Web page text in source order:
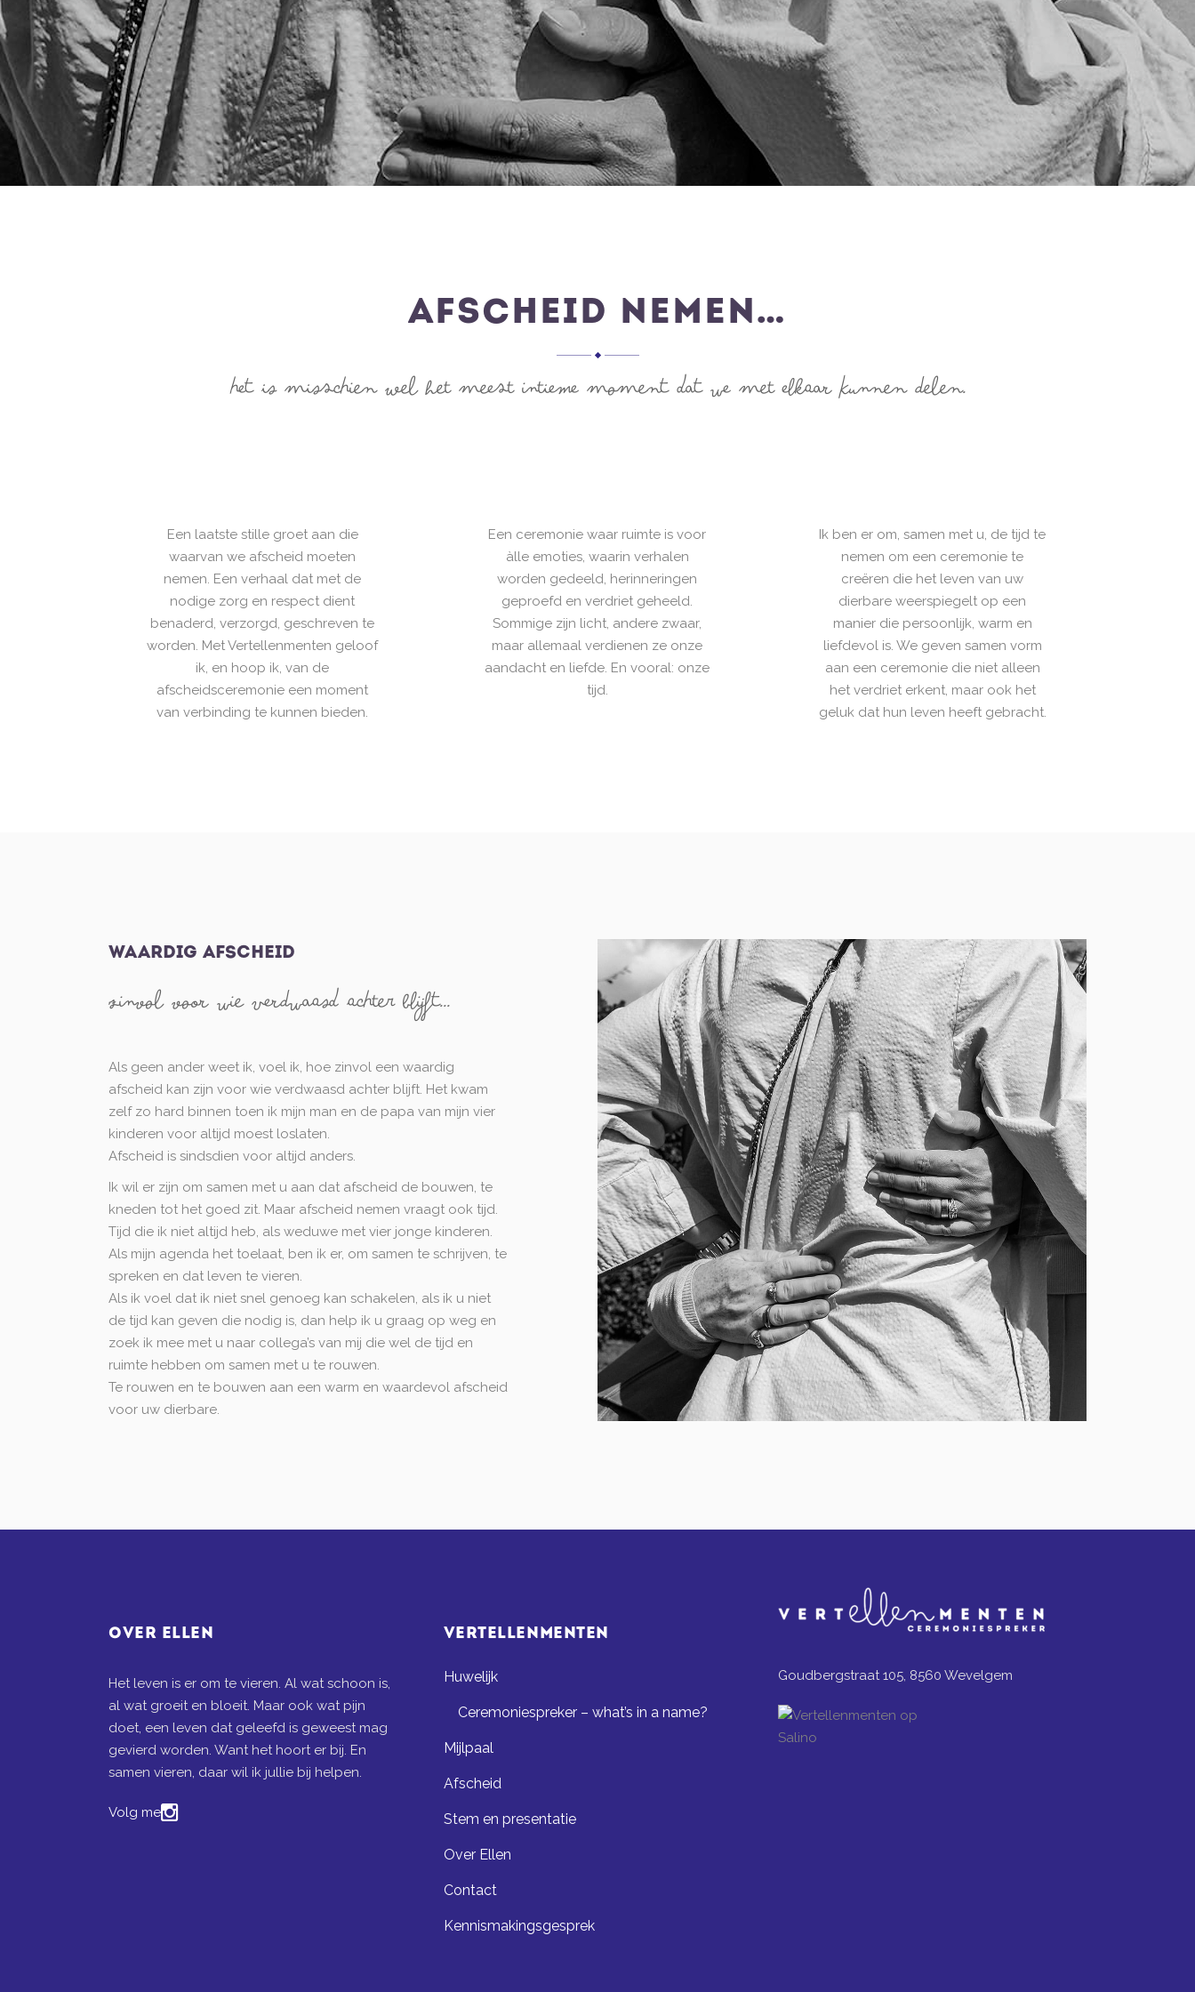
AFSCHEID NEMEN…
Het is misschien wel het meest intieme moment dat we met elkaar kunnen delen.
Een laatste stille groet aan die
waarvan we afscheid moeten
nemen. Een verhaal dat met de
nodige zorg en respect dient
benaderd, verzorgd, geschreven te
worden. Met Vertellenmenten geloof
ik, en hoop ik, van de
afscheidsceremonie een moment
van verbinding te kunnen bieden.
Een ceremonie waar ruimte is voor
àlle emoties, waarin verhalen
worden gedeeld, herinneringen
geproefd en verdriet geheeld.
Sommige zijn licht, andere zwaar,
maar allemaal verdienen ze onze
aandacht en liefde. En vooral: onze
tijd.
Ik ben er om, samen met u, de tijd te
nemen om een ceremonie te
creëren die het leven van uw
dierbare weerspiegelt op een
manier die persoonlijk, warm en
liefdevol is. We geven samen vorm
aan een ceremonie die niet alleen
het verdriet erkent, maar ook het
geluk dat hun leven heeft gebracht.
Waardig afscheid
Zinvol voor wie verdwaasd achter blijft...
Als geen ander weet ik, voel ik, hoe zinvol een waardig
afscheid kan zijn voor wie verdwaasd achter blijft. Het kwam
zelf zo hard binnen toen ik mijn man en de papa van mijn vier
kinderen voor altijd moest loslaten.
Afscheid is sindsdien voor altijd anders.
Ik wil er zijn om samen met u aan dat afscheid de bouwen, te
kneden tot het goed zit. Maar afscheid nemen vraagt ook tijd.
Tijd die ik niet altijd heb, als weduwe met vier jonge kinderen.
Als mijn agenda het toelaat, ben ik er, om samen te schrijven, te
spreken en dat leven te vieren.
Als ik voel dat ik niet snel genoeg kan schakelen, als ik u niet
de tijd kan geven die nodig is, dan help ik u graag op weg en
zoek ik mee met u naar collega’s van mij die wel de tijd en
ruimte hebben om samen met u te rouwen.
Te rouwen en te bouwen aan een warm en waardevol afscheid
voor uw dierbare.
OVER ELLEN
Het leven is er om te vieren. Al wat schoon is,
al wat groeit en bloeit. Maar ook wat pijn
doet, een leven dat geleefd is geweest mag
gevierd worden. Want het hoort er bij. En
samen vieren, daar wil ik jullie bij helpen.
Volg me
VERTELLENMENTEN
Huwelijk
Ceremoniespreker – what’s in a name?
Mijlpaal
Afscheid
Stem en presentatie
Over Ellen
Contact
Kennismakingsgesprek
Goudbergstraat 105, 8560 Wevelgem